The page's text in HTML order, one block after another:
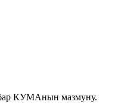
КУМАнын мазмуну.